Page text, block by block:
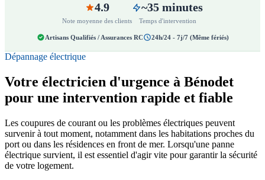
4.9
Note moyenne des clients
~35 minutes
Temps d'intervention
Artisans Qualifiés / Assurances RC 24h/24 - 7j/7 (Même fériés)
Dépannage électrique
Votre électricien d'urgence à Bénodet
pour une intervention rapide et fiable
Les coupures de courant ou les problèmes électriques peuvent
survenir à tout moment, notamment dans les habitations proches du
port ou dans les résidences en front de mer. Lorsqu'une panne
électrique survient, il est essentiel d'agir vite pour garantir la sécurité
de votre logement.